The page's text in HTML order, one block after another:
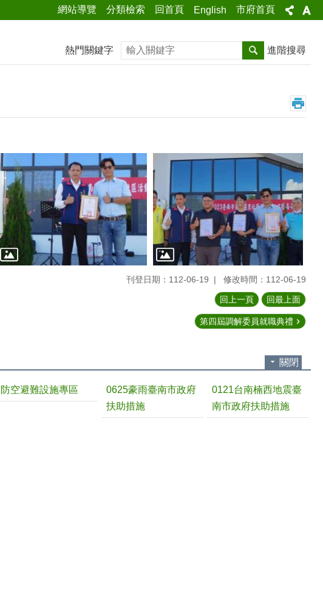
網站導覽 分類檢索 回首頁 English 市府首頁
熱門關鍵字 搜尋 進階搜尋
刊登日期：112-06-19 修改時間：112-06-19
回上一頁 回最上面
第四屆調解委員就職典禮
關閉
防空避難設施專區
0625豪雨臺南市政府
扶助措施
0121台南楠西地震臺
南市政府扶助措施